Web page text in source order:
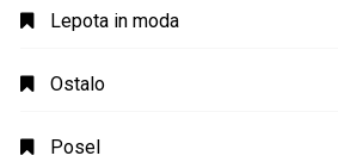
Lepota in moda
Ostalo
Posel